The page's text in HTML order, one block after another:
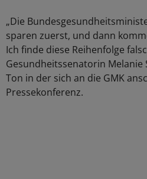
„Die
sparen zuerst, und dann
Ich finde diese Reihenfolge
Gesundheitssenatorin Melanie
Ton in der sich an die GMK
Pressekonferenz.